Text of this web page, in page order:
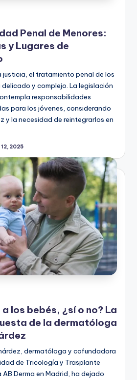
Penal de Menores:
y Lugares de
justicia, el tratamiento penal de los
delicado y complejo. La legislación
responsabilidades
para los jóvenes, considerando
y la necesidad de reintegrarlos en
2025
los bebés, ¿sí o no? La
de la dermatóloga
dermatóloga y cofundadora
de Tricología y Trasplante
Derma en Madrid, ha dejado